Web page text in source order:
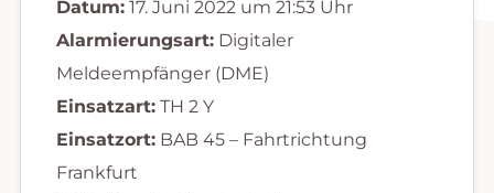
Datum:17. Juni 2022 um 21:53 Uhr
Alarmierungsart:Digitaler
Meldeempfänger (DME)
Einsatzart:TH 2 Y
Einsatzort:BAB 45 – Fahrtrichtung
Frankfurt